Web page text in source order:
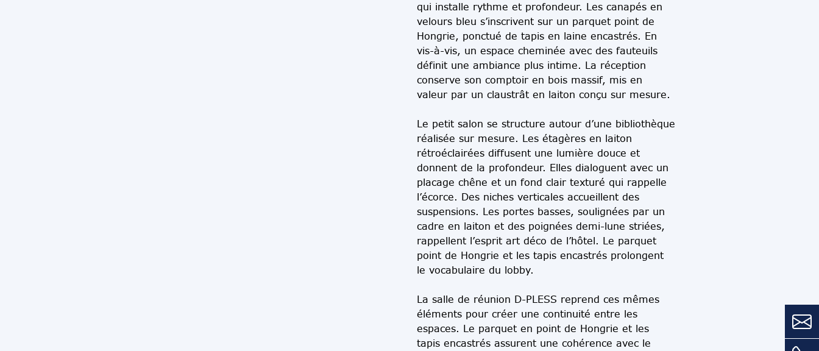
qui installe rythme et profondeur. Les canapés en
velours bleu s’inscrivent sur un parquet point de
Hongrie, ponctué de tapis en laine encastrés. En
vis-à-vis, un espace cheminée avec des fauteuils
définit une ambiance plus intime. La réception
conserve son comptoir en bois massif, mis en
valeur par un claustrât en laiton conçu sur mesure.
Le petit salon se structure autour d’une bibliothèque
réalisée sur mesure. Les étagères en laiton
rétroéclairées diffusent une lumière douce et
donnent de la profondeur. Elles dialoguent avec un
placage chêne et un fond clair texturé qui rappelle
l’écorce. Des niches verticales accueillent des
suspensions. Les portes basses, soulignées par un
cadre en laiton et des poignées demi-lune striées,
rappellent l’esprit art déco de l’hôtel. Le parquet
point de Hongrie et les tapis encastrés prolongent
le vocabulaire du lobby.
La salle de réunion D-PLESS reprend ces mêmes
éléments pour créer une continuité entre les
espaces. Le parquet en point de Hongrie et les
tapis encastrés assurent une cohérence avec le